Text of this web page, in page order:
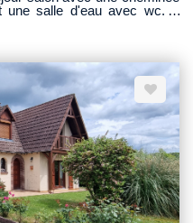
une salle d'eau avec wc. A